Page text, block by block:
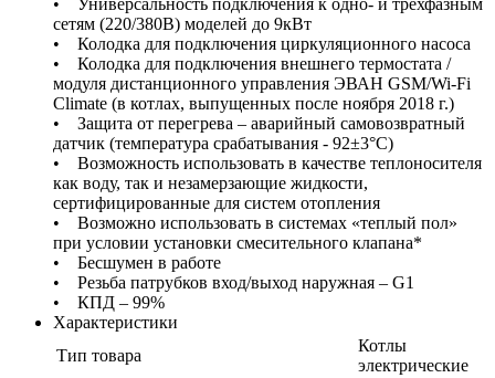
сетям (220/380В) моделей до 9кВт
• Колодка для подключения циркуляционного насоса
• Колодка для подключения внешнего термостата /
модуля дистанционного управления ЭВАН GSM/Wi-Fi
Climate (в котлах, выпущенных после ноября 2018 г.)
• Защита от перегрева – аварийный самовозвратный
датчик (температура срабатывания - 92±3°С)
• Возможность использовать в качестве теплоносителя
как воду, так и незамерзающие жидкости,
сертифицированные для систем отопления
• Возможно использовать в системах «теплый пол»
при условии установки смесительного клапана*
• Бесшумен в работе
• Резьба патрубков вход/выход наружная – G1
• КПД – 99%
Характеристики
Тип товара
Котлы
электрические